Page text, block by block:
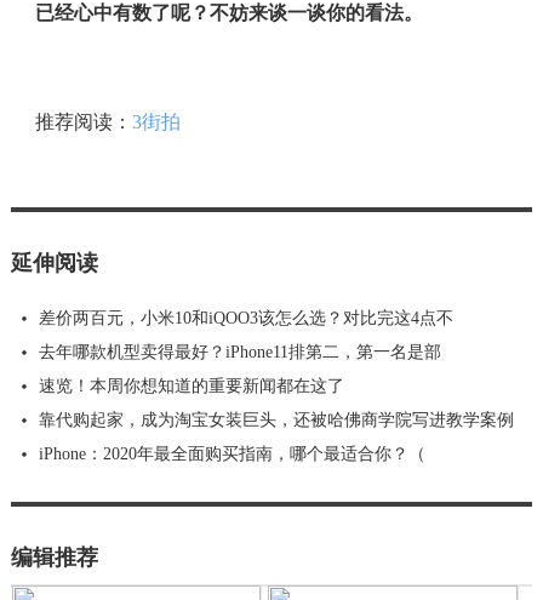
已经心中有数了呢？不妨来谈一谈你的看法。
推荐阅读： 3街拍
延伸阅读
差价两百元，小米10和iQOO3该怎么选？对比完这4点不
去年哪款机型卖得最好？iPhone11排第二，第一名是部
速览！本周你想知道的重要新闻都在这了
靠代购起家，成为淘宝女装巨头，还被哈佛商学院写进教学案例
iPhone：2020年最全面购买指南，哪个最适合你？（
编辑推荐